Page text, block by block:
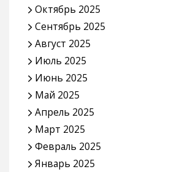
Октябрь 2025
Сентябрь 2025
Август 2025
Июль 2025
Июнь 2025
Май 2025
Апрель 2025
Март 2025
Февраль 2025
Январь 2025